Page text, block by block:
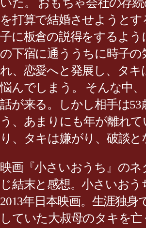
いた。 おもちゃ会社の存
を打算で結婚させようとす
子に板倉の説得をするよう
の下宿に通ううちに時子の
れ、恋愛へと発展し、タキ
悩んでしまう。 そんな中
話が来る。しかし相手は53
う、あまりにも年が離れ
り、タキは嫌がり、破談と
映画『小さいおうち』の
じ結末と感想。小さいおう
2013年日本映画。生涯独身
していた大叔母のタキを